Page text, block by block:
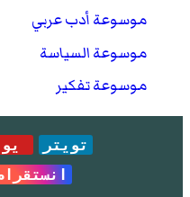
موسوعة أدب عربي
موسوعة السياسة
موسوعة تفكير
تويتر